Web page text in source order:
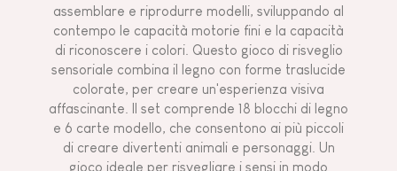
assemblare e riprodurre modelli, sviluppando al
contempo le capacità motorie fini e la capacità
di riconoscere i colori. Questo gioco di risveglio
sensoriale combina il legno con forme traslucide
colorate, per creare un'esperienza visiva
affascinante. Il set comprende 18 blocchi di legno
e 6 carte modello, che consentono ai più piccoli
di creare divertenti animali e personaggi. Un
gioco ideale per risvegliare i sensi in modo